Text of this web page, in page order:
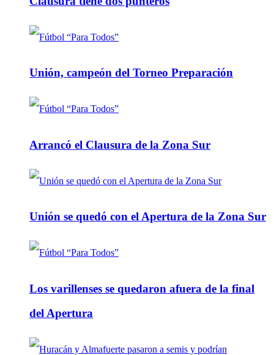
Unión, campeón del Torneo Preparación
Arrancó el Clausura de la Zona Sur
Unión se quedó con el Apertura de la Zona Sur
Los varillenses se quedaron afuera de la final
del Apertura